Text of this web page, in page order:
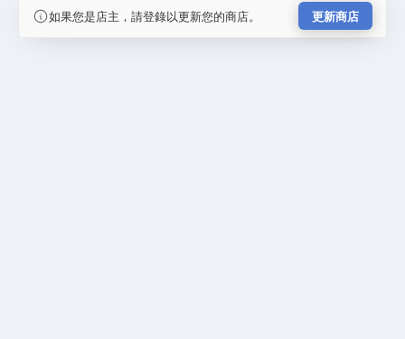
如果您是店主，請登錄以更新您的商店。 更新商店